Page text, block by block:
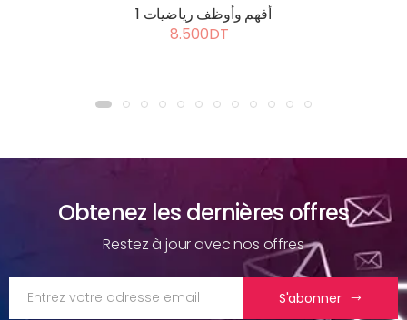
أفهم وأوظف رياضيات 1
8.500DT
Obtenez les dernières offres
Restez à jour avec nos offres
S'abonner